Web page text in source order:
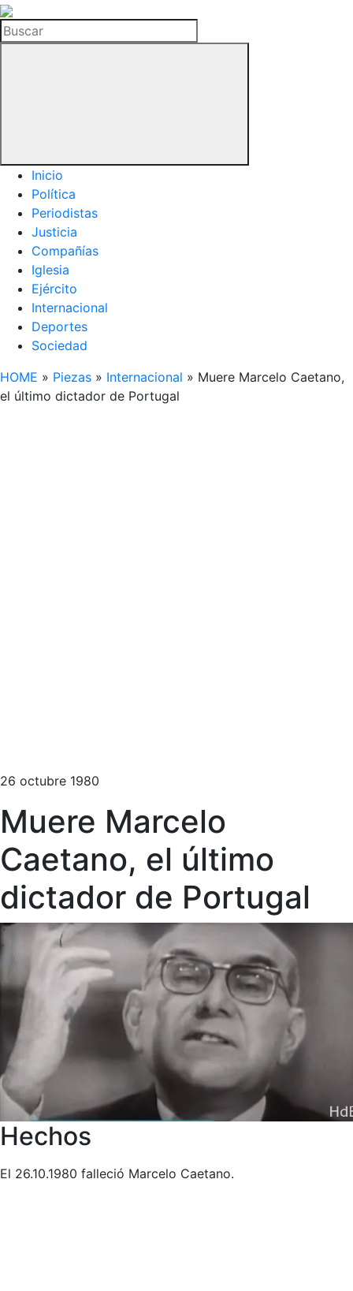
La
Hemeroteca
del
Buscar
Inicio
Política
Periodistas
Justicia
Compañías
Iglesia
Ejército
Internacional
Deportes
Sociedad
HOME » Piezas » Internacional » Muere Marcelo Caetano,
el último dictador de Portugal
26 octubre 1980
Muere Marcelo
Caetano, el último
dictador de Portugal
Hechos
El 26.10.1980 falleció Marcelo Caetano.